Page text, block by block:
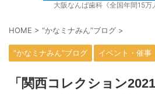
大阪なんば歯科《全国年間15万
HOME > “かなミナみん”ブログ >
“かなミナみん”ブログ イベント・催事
「関西コレクション